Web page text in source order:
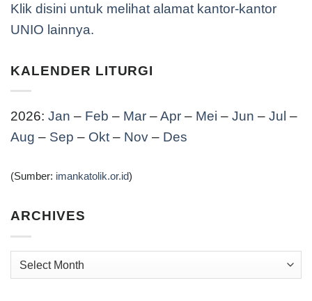
Klik disini untuk melihat alamat kantor-kantor
UNIO lainnya.
KALENDER LITURGI
2026: Jan – Feb – Mar –Apr – Mei – Jun – Jul –
Aug – Sep – Okt – Nov – Des
(Sumber: imankatolik.or.id)
ARCHIVES
Archives